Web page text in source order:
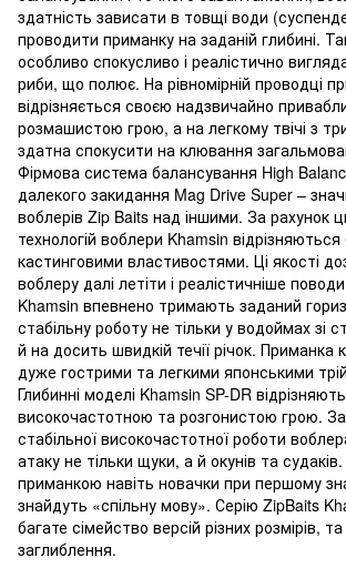
здатність зависати в товщі води
проводити приманку на заданій глибині.
особливо спокусливо і реалістично
риби, що полює. На рівномірній проводці
відрізняється своєю надзвичайно
розмашистою грою, а на легкому твічі з
здатна спокусити на клювання
Фірмова система балансування High
далекого закидання Mag Drive Super –
воблерів Zip Baits над іншими. За рахунок
технологій воблери Khamsin
кастинговими властивостями. Ці якості
воблеру далі летіти і реалістичніше
Khamsin впевнено тримають заданий
стабільну роботу не тільки у водоймах зі
й на досить швидкій течії річок. Приманка
дуже гострими та легкими японськими
Глибинні моделі Khamsin SP-DR
високочастотною та розгонистою грою.
стабільної високочастотної роботи
атаку не тільки щуки, а й окунів та
приманкою навіть новачки при першому
знайдуть «спільну мову». Серію ZipBaits
багате сімейство версій різних розмірів,
заглиблення.